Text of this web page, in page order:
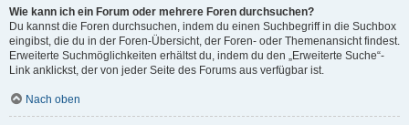
Wie kann ich ein Forum oder mehrere Foren durchsuchen?
Du kannst die Foren durchsuchen, indem du einen Suchbegriff in die Suchbox
eingibst, die du in der Foren-Übersicht, der Foren- oder Themenansicht findest.
Erweiterte Suchmöglichkeiten erhältst du, indem du den „Erweiterte Suche“-
Link anklickst, der von jeder Seite des Forums aus verfügbar ist.
Nach oben